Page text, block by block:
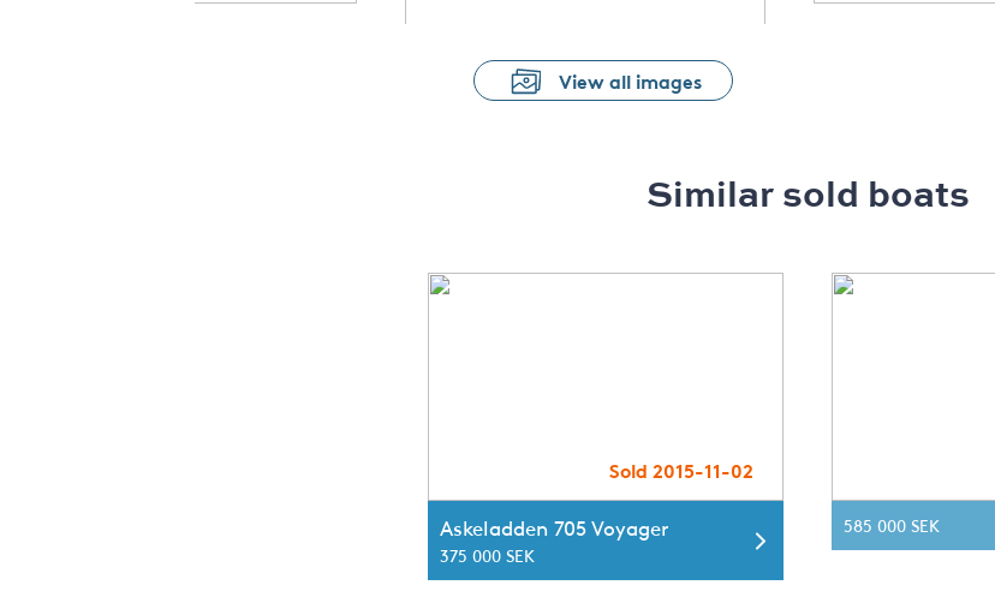
View all images
Similar sold boats
Sold 2015-11-02
Askeladden 705 Voyager
375 000 SEK
585 000 SEK